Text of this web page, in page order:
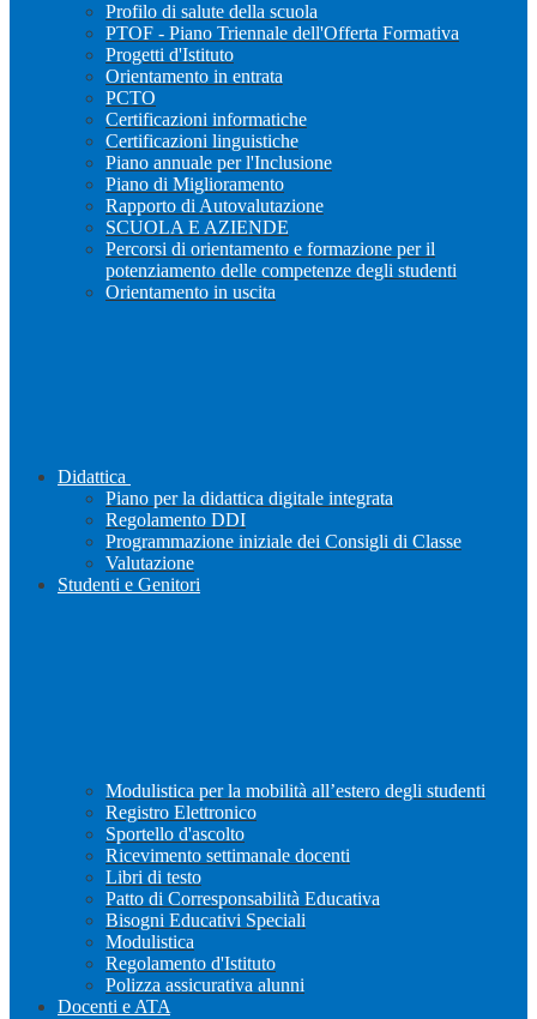
Profilo di salute della scuola
PTOF - Piano Triennale dell'Offerta Formativa
Progetti d'Istituto
Orientamento in entrata
PCTO
Certificazioni informatiche
Certificazioni linguistiche
Piano annuale per l'Inclusione
Piano di Miglioramento
Rapporto di Autovalutazione
SCUOLA E AZIENDE
Percorsi di orientamento e formazione per il
potenziamento delle competenze degli studenti
Orientamento in uscita
Didattica
Piano per la didattica digitale integrata
Regolamento DDI
Programmazione iniziale dei Consigli di Classe
Valutazione
Studenti e Genitori
Modulistica per la mobilità all’estero degli studenti
Registro Elettronico
Sportello d'ascolto
Ricevimento settimanale docenti
Libri di testo
Patto di Corresponsabilità Educativa
Bisogni Educativi Speciali
Modulistica
Regolamento d'Istituto
Polizza assicurativa alunni
Docenti e ATA